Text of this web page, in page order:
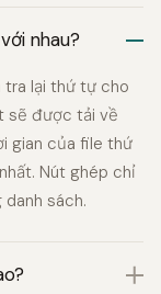
nhau?
tra lại thứ tự cho
sẽ được tải về
gian của file thứ
Nút ghép chỉ
sách.